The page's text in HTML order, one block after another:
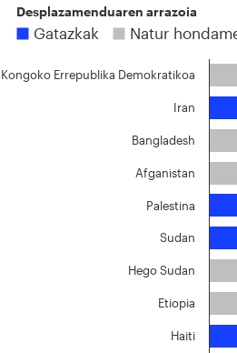
Gatazkak Natur
Desplazamenduaren arrazoia
Kongoko Errepublika Demokratikoa
Iran
Bangladesh
Afganistan
Palestina
Sudan
Hego Sudan
Etiopia
Haiti